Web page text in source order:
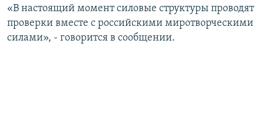
«В настоящий момент силовые структуры проводят
проверки вместе с российскими миротворческими
силами», - говорится в сообщении.